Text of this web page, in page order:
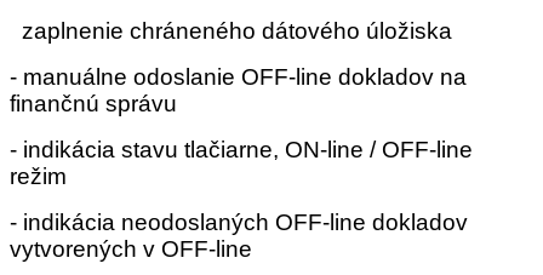
zaplnenie chráneného dátového úložiska
- manuálne odoslanie OFF-line dokladov na
finančnú správu
- indikácia stavu tlačiarne, ON-line / OFF-line
režim
- indikácia neodoslaných OFF-line dokladov
vytvorených v OFF-line